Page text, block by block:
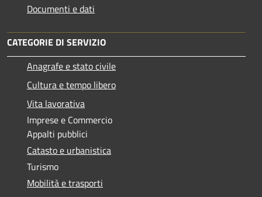
Documenti e dati
CATEGORIE DI SERVIZIO
Anagrafe e stato civile
Cultura e tempo libero
Vita lavorativa
Imprese e Commercio
Appalti pubblici
Catasto e urbanistica
Turismo
Mobilità e trasporti